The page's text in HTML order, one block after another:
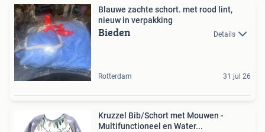
Blauwe zachte schort. met rood lint,
nieuw in verpakking
Bieden Details
Rotterdam 31 jul 26
Kruzzel Bib/Schort met Mouwen -
Multifunctioneel en Water...